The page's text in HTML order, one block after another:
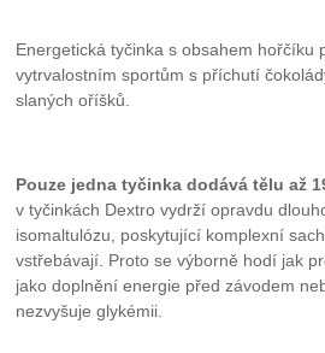
Energetická tyčinka s obsahem hořčíku
vytrvalostním sportům s příchutí
slaných oříšků.
Pouze jedna tyčinka dodává tělu až
v tyčinkách Dextro vydrží opravdu
isomaltulózu, poskytující komplexní
vstřebávají. Proto se výborně hodí jak
jako doplnění energie před závodem
nezvyšuje glykémii.